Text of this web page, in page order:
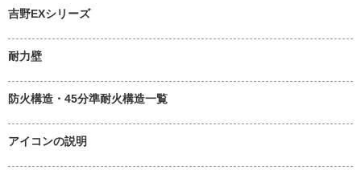
吉野EXシリーズ
耐力壁
防火構造・45分準耐火構造一覧
アイコンの説明